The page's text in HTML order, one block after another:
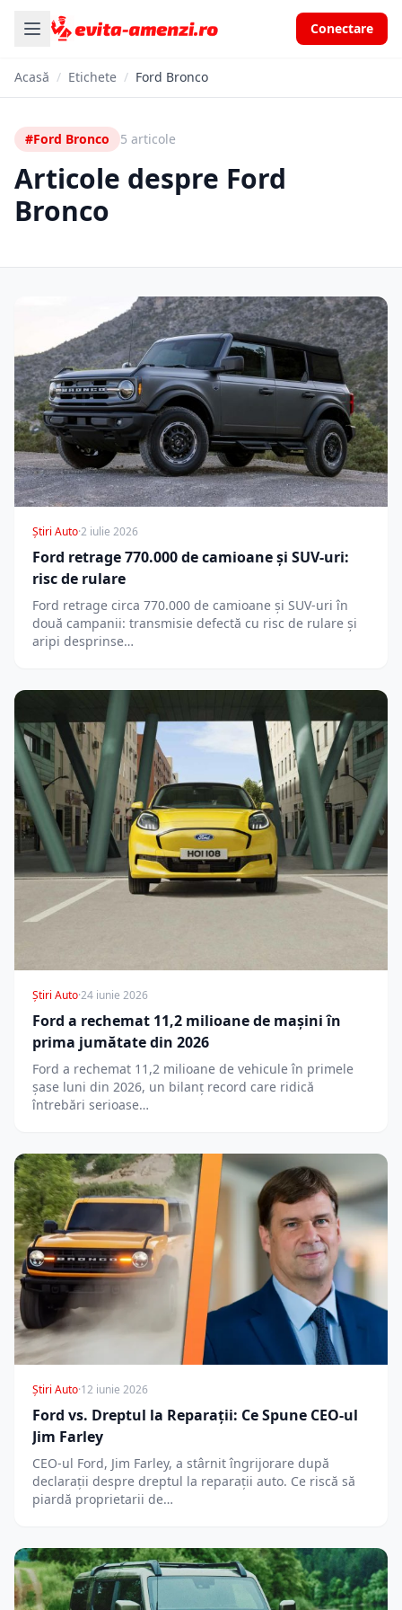
Conectare
Acasă / Etichete / Ford Bronco
#Ford Bronco 5 articole
Articole despre Ford
Bronco
Știri Auto·2 iulie 2026
Ford retrage 770.000 de camioane și SUV-uri:
risc de rulare
Ford retrage circa 770.000 de camioane și SUV-uri în
două campanii: transmisie defectă cu risc de rulare și
aripi desprinse…
Știri Auto·24 iunie 2026
Ford a rechemat 11,2 milioane de mașini în
prima jumătate din 2026
Ford a rechemat 11,2 milioane de vehicule în primele
șase luni din 2026, un bilanț record care ridică
întrebări serioase…
Știri Auto·12 iunie 2026
Ford vs. Dreptul la Reparații: Ce Spune CEO-ul
Jim Farley
CEO-ul Ford, Jim Farley, a stârnit îngrijorare după
declarații despre dreptul la reparații auto. Ce riscă să
piardă proprietarii de…